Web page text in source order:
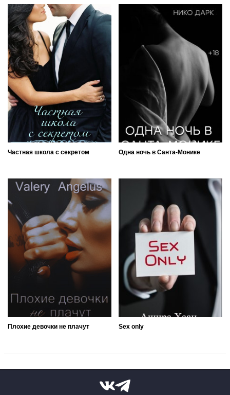
Частная школа с секретом Одна ночь в Санта-Монике
Плохие девочки не плачут Sex only